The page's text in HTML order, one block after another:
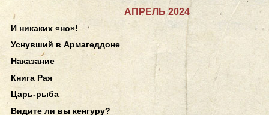
АПРЕЛЬ 2024
И никаких «но»!
Уснувший в Армагеддоне
Наказание
Книга Рая
Царь-рыба
Видите ли вы кенгуру?